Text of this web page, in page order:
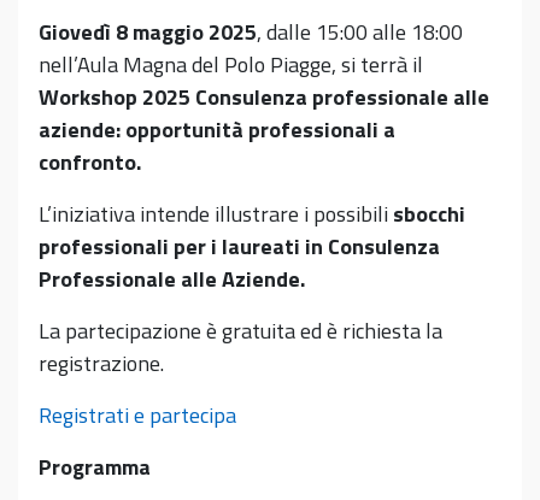
Giovedì 8 maggio 2025, dalle 15:00 alle 18:00
nell’Aula Magna del Polo Piagge, si terrà il
Workshop 2025 Consulenza professionale alle
aziende: opportunità professionali a
confronto.
L’iniziativa intende illustrare i possibilisbocchi
professionali per i laureati in Consulenza
Professionale alle Aziende.
La partecipazione è gratuita ed è richiesta la
registrazione.
Registrati e partecipa
Programma